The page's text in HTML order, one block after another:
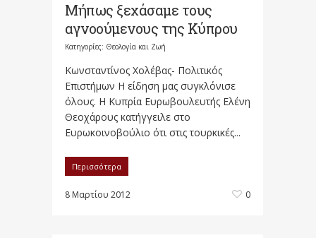
Μήπως ξεχάσαμε τους
αγνοούμενους της Κύπρου
Κατηγορίες: Θεολογία και Ζωή
Κωνσταντίνος Χολέβας- Πολιτικός
Επιστήμων Η είδηση μας συγκλόνισε
όλους. Η Κυπρία Ευρωβουλευτής Ελένη
Θεοχάρους κατήγγειλε στο
Ευρωκοινοβούλιο ότι στις τουρκικές...
Περισσότερα
8 Μαρτίου 2012 0